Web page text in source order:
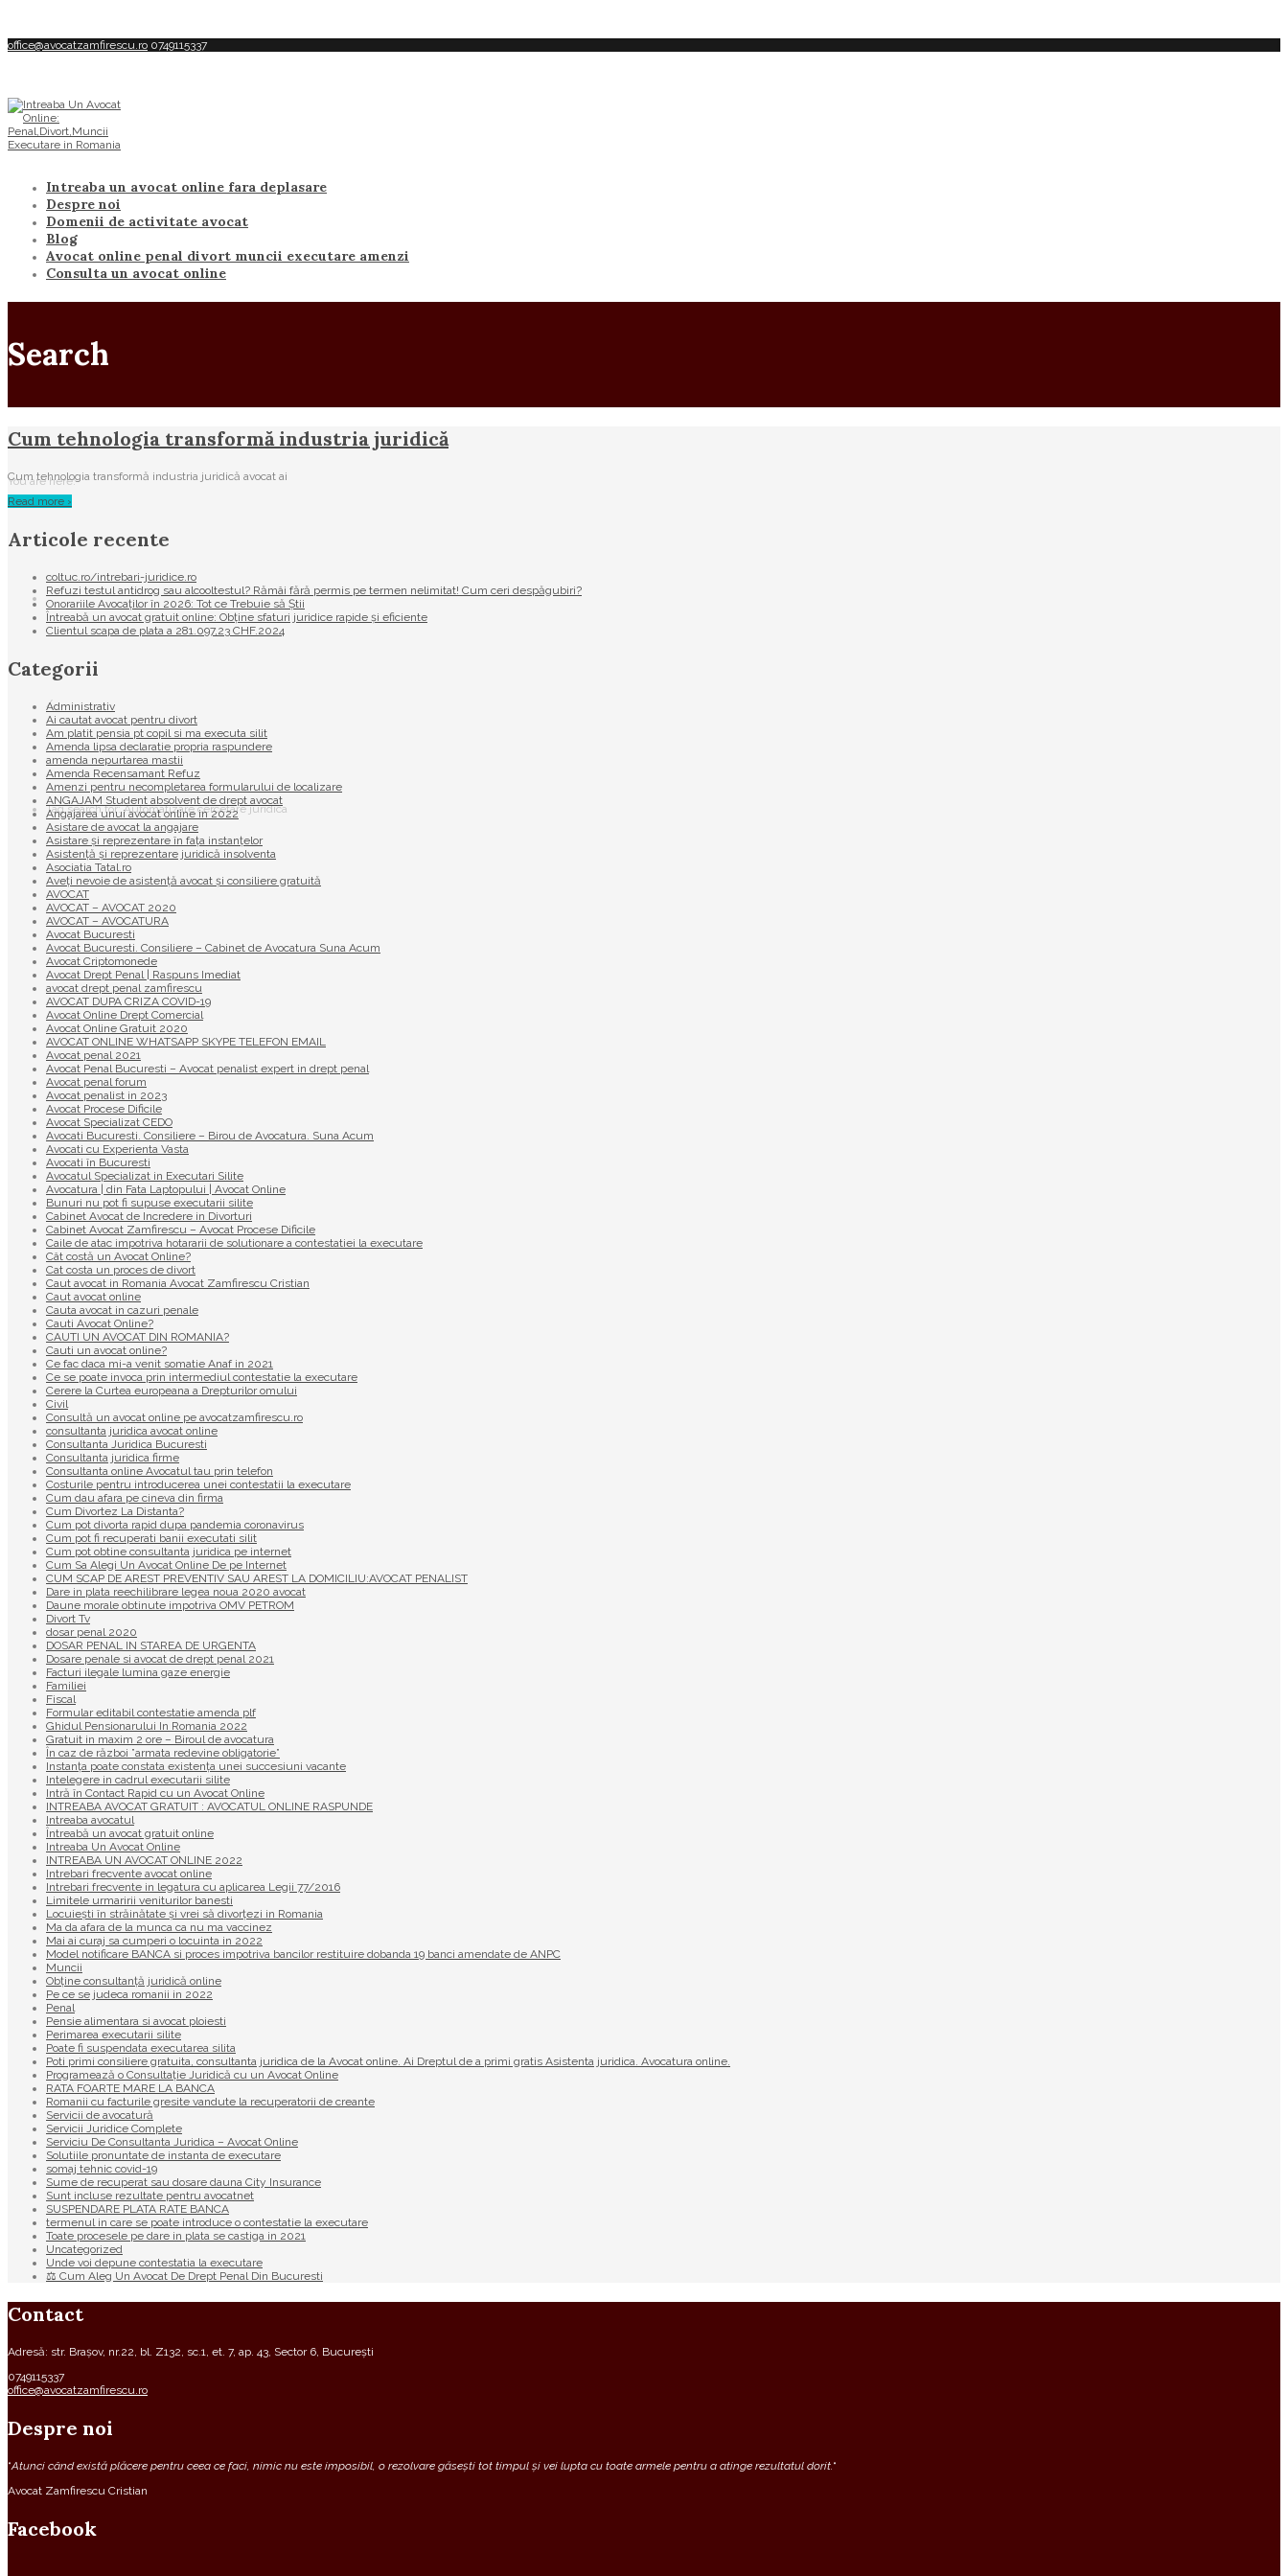
office@avocatzamfirescu.ro 0749115337
Intreaba un avocat online fara deplasare
Despre noi
Domenii de activitate avocat
Blog
Avocat online penal divort muncii executare amenzi
Consulta un avocat online
Search
You are here:
/
Tag search for: Automatizare cercetare juridica
Cum tehnologia transformă industria juridică
Cum tehnologia transformă industria juridică avocat ai
Read more ›
Articole recente
coltuc.ro/intrebari-juridice.ro
Refuzi testul antidrog sau alcooltestul? Rămâi fără permis pe termen nelimitat! Cum ceri despăgubiri?
Onorariile Avocaților în 2026: Tot ce Trebuie să Știi
Întreabă un avocat gratuit online: Obține sfaturi juridice rapide și eficiente
Clientul scapa de plata a 281.097,23 CHF.2024
Categorii
Administrativ
Ai cautat avocat pentru divort
Am platit pensia pt copil si ma executa silit
Amenda lipsa declaratie propria raspundere
amenda nepurtarea mastii
Amenda Recensamant Refuz
Amenzi pentru necompletarea formularului de localizare
ANGAJAM Student absolvent de drept avocat
Angajarea unui avocat online in 2022
Asistare de avocat la angajare
Asistare și reprezentare în fața instanțelor
Asistență și reprezentare juridică insolventa
Asociatia Tatal.ro
Aveţi nevoie de asistenţă avocat şi consiliere gratuită
AVOCAT
AVOCAT – AVOCAT 2020
AVOCAT – AVOCATURA
Avocat Bucuresti
Avocat Bucuresti. Consiliere – Cabinet de Avocatura Suna Acum
Avocat Criptomonede
Avocat Drept Penal | Raspuns Imediat
avocat drept penal zamfirescu
AVOCAT DUPA CRIZA COVID-19
Avocat Online Drept Comercial
Avocat Online Gratuit 2020
AVOCAT ONLINE WHATSAPP SKYPE TELEFON EMAIL
Avocat penal 2021
Avocat Penal Bucuresti – Avocat penalist expert in drept penal
Avocat penal forum
Avocat penalist in 2023
Avocat Procese Dificile
Avocat Specializat CEDO
Avocati Bucuresti. Consiliere – Birou de Avocatura. Suna Acum
Avocati cu Experienta Vasta
Avocati în Bucuresti
Avocatul Specializat in Executari Silite
Avocatura | din Fata Laptopului | Avocat Online
Bunuri nu pot fi supuse executarii silite
Cabinet Avocat de Incredere in Divorturi
Cabinet Avocat Zamfirescu – Avocat Procese Dificile
Caile de atac impotriva hotararii de solutionare a contestatiei la executare
Cât costă un Avocat Online?
Cat costa un proces de divort
Caut avocat in Romania Avocat Zamfirescu Cristian
Caut avocat online
Cauta avocat in cazuri penale
Cauti Avocat Online?
CAUTI UN AVOCAT DIN ROMANIA?
Cauti un avocat online?
Ce fac daca mi-a venit somatie Anaf in 2021
Ce se poate invoca prin intermediul contestatie la executare
Cerere la Curtea europeana a Drepturilor omului
Civil
Consultă un avocat online pe avocatzamfirescu.ro
consultanta juridica avocat online
Consultanta Juridica Bucuresti
Consultanta juridica firme
Consultanta online Avocatul tau prin telefon
Costurile pentru introducerea unei contestatii la executare
Cum dau afara pe cineva din firma
Cum Divortez La Distanta?
Cum pot divorta rapid dupa pandemia coronavirus
Cum pot fi recuperati banii executati silit
Cum pot obtine consultanta juridica pe internet
Cum Sa Alegi Un Avocat Online De pe Internet
CUM SCAP DE AREST PREVENTIV SAU AREST LA DOMICILIU:AVOCAT PENALIST
Dare in plata reechilibrare legea noua 2020 avocat
Daune morale obtinute impotriva OMV PETROM
Divort Tv
dosar penal 2020
DOSAR PENAL IN STAREA DE URGENTA
Dosare penale si avocat de drept penal 2021
Facturi ilegale lumina gaze energie
Familiei
Fiscal
Formular editabil contestatie amenda plf
Ghidul Pensionarului In Romania 2022
Gratuit in maxim 2 ore – Biroul de avocatura
În caz de război ”armata redevine obligatorie”
Instanța poate constata existenţa unei succesiuni vacante
Intelegere in cadrul executarii silite
Intră în Contact Rapid cu un Avocat Online
INTREABA AVOCAT GRATUIT : AVOCATUL ONLINE RASPUNDE
Intreaba avocatul
Întreabă un avocat gratuit online
Intreaba Un Avocat Online
INTREABA UN AVOCAT ONLINE 2022
Intrebari frecvente avocat online
Intrebari frecvente in legatura cu aplicarea Legii 77/2016
Limitele urmaririi veniturilor banesti
Locuiești în străinătate și vrei să divorțezi in Romania
Ma da afara de la munca ca nu ma vaccinez
Mai ai curaj sa cumperi o locuinta in 2022
Model notificare BANCA si proces impotriva bancilor restituire dobanda 19 banci amendate de ANPC
Muncii
Obține consultanță juridică online
Pe ce se judeca romanii in 2022
Penal
Pensie alimentara si avocat ploiesti
Perimarea executarii silite
Poate fi suspendata executarea silita
Poti primi consiliere gratuita, consultanta juridica de la Avocat online. Ai Dreptul de a primi gratis Asistenta juridica. Avocatura online.
Programează o Consultație Juridică cu un Avocat Online
RATA FOARTE MARE LA BANCA
Romanii cu facturile gresite vandute la recuperatorii de creante
Servicii de avocatură
Servicii Juridice Complete
Serviciu De Consultanta Juridica – Avocat Online
Solutiile pronuntate de instanta de executare
somaj tehnic covid-19
Sume de recuperat sau dosare dauna City Insurance
Sunt incluse rezultate pentru avocatnet
SUSPENDARE PLATA RATE BANCA
termenul in care se poate introduce o contestatie la executare
Toate procesele pe dare in plata se castiga in 2021
Uncategorized
Unde voi depune contestatia la executare
⚖ Cum Aleg Un Avocat De Drept Penal Din Bucuresti
Contact
Adresă: str. Brașov, nr.22, bl. Z132, sc.1, et. 7, ap. 43, Sector 6, București
0749115337
office@avocatzamfirescu.ro
Despre noi
“Atunci când există plăcere pentru ceea ce faci, nimic nu este imposibil, o rezolvare găsești tot timpul și vei lupta cu toate armele pentru a atinge rezultatul dorit.“
Avocat Zamfirescu Cristian
Facebook